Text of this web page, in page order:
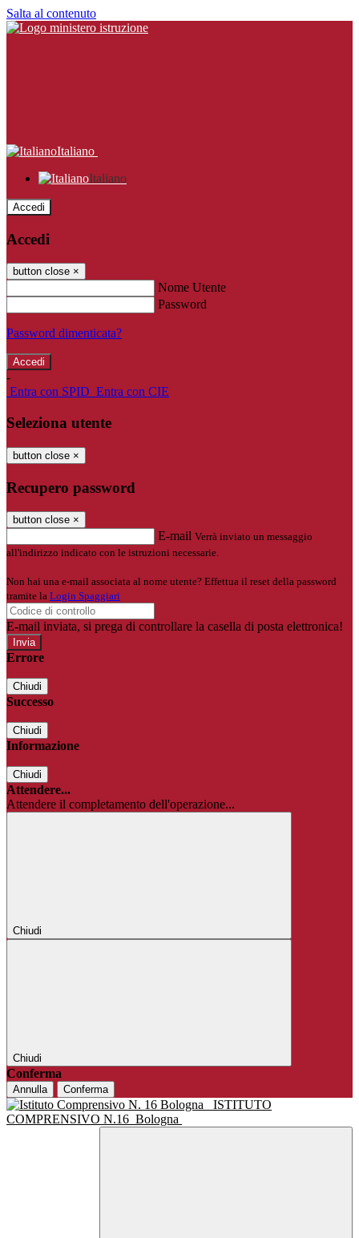
Salta al contenuto
Italiano
Italiano
Accedi
Accedi
button close ×
Nome Utente
Password
Password dimenticata?
-
Entra con SPID Entra con CIE
Seleziona utente
button close ×
Recupero password
button close ×
E-mail Verrà inviato un messaggio
all'indirizzo indicato con le istruzioni necessarie.
Non hai una e-mail associata al nome utente? Effettua il reset della password
tramite la Login Spaggiari
E-mail inviata, si prega di controllare la casella di posta elettronica!
Errore
Chiudi
Successo
Chiudi
Informazione
Chiudi
Attendere...
Attendere il completamento dell'operazione...
Chiudi
Chiudi
Conferma
Annulla Conferma
ISTITUTO
COMPRENSIVO N.16 Bologna